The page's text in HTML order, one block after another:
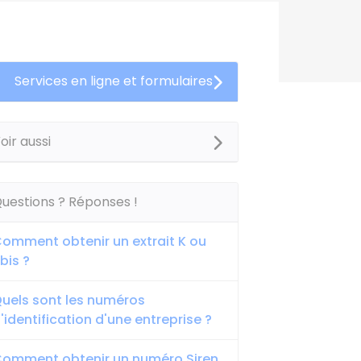
Services en ligne et formulaires
aussi
? Réponses !
obtenir un extrait K ou
?
sont les numéros
d'une entreprise ?